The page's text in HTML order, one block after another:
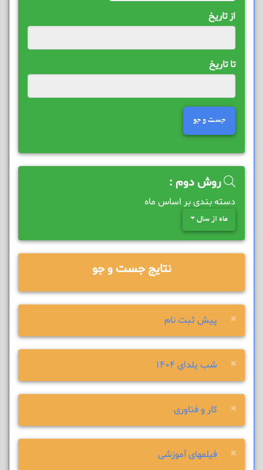
از تاریخ
تا تاریخ
جست و جو
روش دوم :
دسته بندی بر اساس ماه
ماه از سال
نتایج جست و جو
× پیش ثبت نام
× شب یلدای 1404
× کار و فناوری
× فیلمهای آموزشی